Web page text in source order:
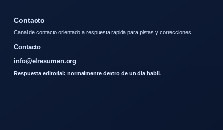
Contacto
Canal de contacto orientado a respuesta rapida para pistas y correcciones.
Contacto
info@elresumen.org
Respuesta editorial: normalmente dentro de un dia habil.